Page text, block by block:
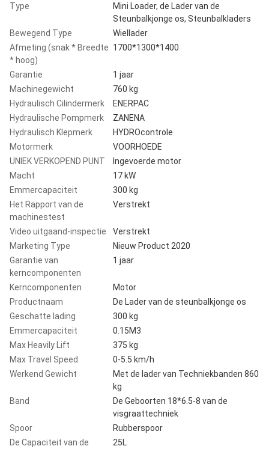
Type
Mini Loader, de Lader van de
Steunbalkjonge os, Steunbalkladers
Bewegend Type
Wiellader
Afmeting (snak * Breedte
* hoog)
1700*1300*1400
Garantie
1 jaar
Machinegewicht
760 kg
Hydraulisch Cilindermerk
ENERPAC
Hydraulische Pompmerk
ZANENA
Hydraulisch Klepmerk
HYDROcontrole
Motormerk
VOORHOEDE
UNIEK VERKOPEND PUNT
Ingevoerde motor
Macht
17 kW
Emmercapaciteit
300 kg
Het Rapport van de
machinestest
Verstrekt
Video uitgaand-inspectie
Verstrekt
Marketing Type
Nieuw Product 2020
Garantie van
kerncomponenten
1 jaar
Kerncomponenten
Motor
Productnaam
De Lader van de steunbalkjonge os
Geschatte lading
300 kg
Emmercapaciteit
0.15M3
Max Heavily Lift
375 kg
Max Travel Speed
0-5.5 km/h
Werkend Gewicht
Met de lader van Techniekbanden 860
kg
Band
De Geboorten 18*6.5-8 van de
visgraattechniek
Spoor
Rubberspoor
De Capaciteit van de
25L